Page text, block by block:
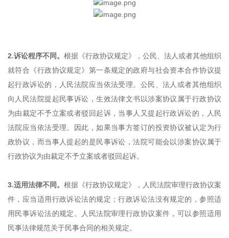
2.诉讼程序不同。 根据《行政协议规定》，公民、法人或者其他组织
就符合《行政协议规定》第一条规定的政府与社会资本合作协议提
起行政诉讼的，人民法院应当依法受理。公民、法人或者其他组织
向人民法院提起民事诉讼，生效法律文书以涉案协议属于行政协议
为由裁定不予立案或者驳回起诉，当事人又提起行政诉讼的，人民
法院应当依法受理。因此，如果当事方签订的投资协议被认定为行
政协议，而当事人提起的是民事诉讼，法院可能会以涉案协议属于
行政协议为由裁定不予立案或者驳回起诉。
3.适用法律不同。 根据《行政协议规定》，人民法院审理行政协议案
件，应当适用行政诉讼法的规定；行政诉讼法没有规定的，参照适
用民事诉讼法的规定。人民法院审理行政协议案件，可以参照适用
民事法律规范关于民事合同的相关规定。